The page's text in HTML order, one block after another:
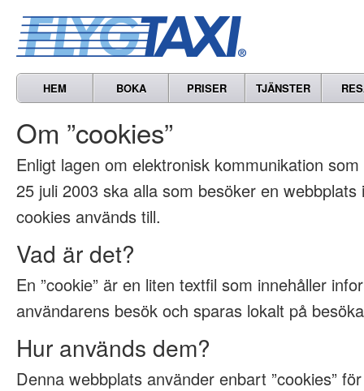
HEM BOKA PRISER TJÄNSTER
Om ”cookies”
Enligt lagen om elektronisk kommunikation
25 juli 2003 ska alla som besöker en
cookies används till.
Vad är det?
En ”cookie” är en liten textfil som innehåller
användarens besök och sparas lokalt på
Hur används dem?
Denna webbplats använder enbart ”cookies”